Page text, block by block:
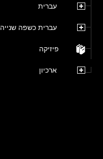
עברית
עברית כשפה שנייה
פיזיקה
ארכיון